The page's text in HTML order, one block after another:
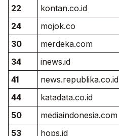
22
kontan.co.id
24
mojok.co
30
merdeka.com
34
inews.id
41
news.republika.co.id
44
katadata.co.id
50
mediaindonesia.com
53
hops.id